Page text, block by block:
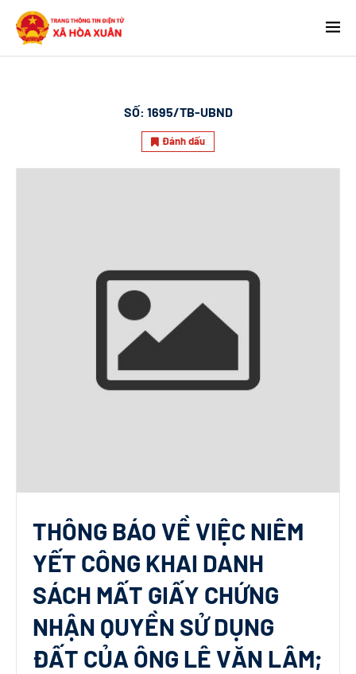
SỐ: 1695/TB-UBND
Đánh dấu
THÔNG BÁO VỀ VIỆC NIÊM
YẾT CÔNG KHAI DANH
SÁCH MẤT GIẤY CHỨNG
NHẬN QUYỀN SỬ DỤNG
ĐẤT CỦA ÔNG LÊ VĂN LÂM;